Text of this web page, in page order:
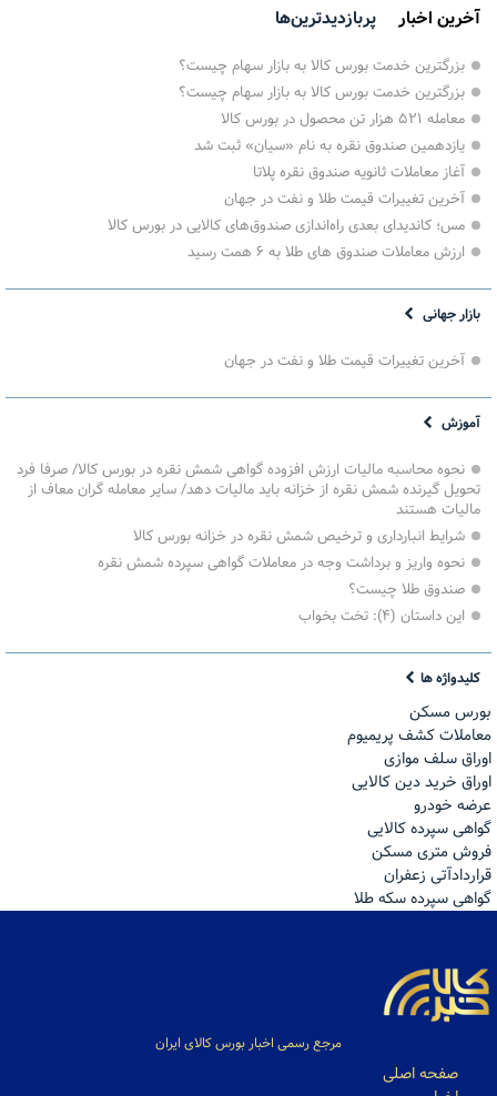
آخرین اخبار پربازدیدترین‌ها
بزرگترین خدمت بورس کالا به بازار سهام چیست؟
بزرگترین خدمت بورس کالا به بازار سهام چیست؟
معامله ۵۲۱ هزار تن محصول در بورس کالا
یازدهمین صندوق نقره به نام «سیان» ثبت شد
آغاز معاملات ثانویه صندوق نقره پلاتا
آخرین تغییرات قیمت طلا و نفت در جهان
مس؛ کاندیدای بعدی راه‌اندازی صندوق‌های کالایی در بورس کالا
ارزش معاملات صندوق های طلا به ۶ همت رسید
بازار جهانی
آخرین تغییرات قیمت طلا و نفت در جهان
آموزش
نحوه محاسبه مالیات ارزش افزوده گواهی شمش نقره در بورس کالا/ صرفا فرد
تحویل گیرنده شمش نقره از خزانه باید مالیات دهد/ سایر معامله گران معاف از
مالیات هستند
شرایط انبارداری و ترخیص شمش نقره در خزانه بورس کالا
نحوه واریز و برداشت وجه در معاملات گواهی سپرده شمش نقره
صندوق طلا چیست؟
این داستان (۴): تخت بخواب
کلیدواژه ها
بورس مسکن
معاملات کشف پریمیوم
اوراق سلف موازی
اوراق خرید دین کالایی
عرضه خودرو
گواهی سپرده کالایی
فروش مترى مسكن
قراردادآتی زعفران
گواهی سپرده سکه طلا
مرجع رسمی اخبار بورس کالای ایران
صفحه اصلی